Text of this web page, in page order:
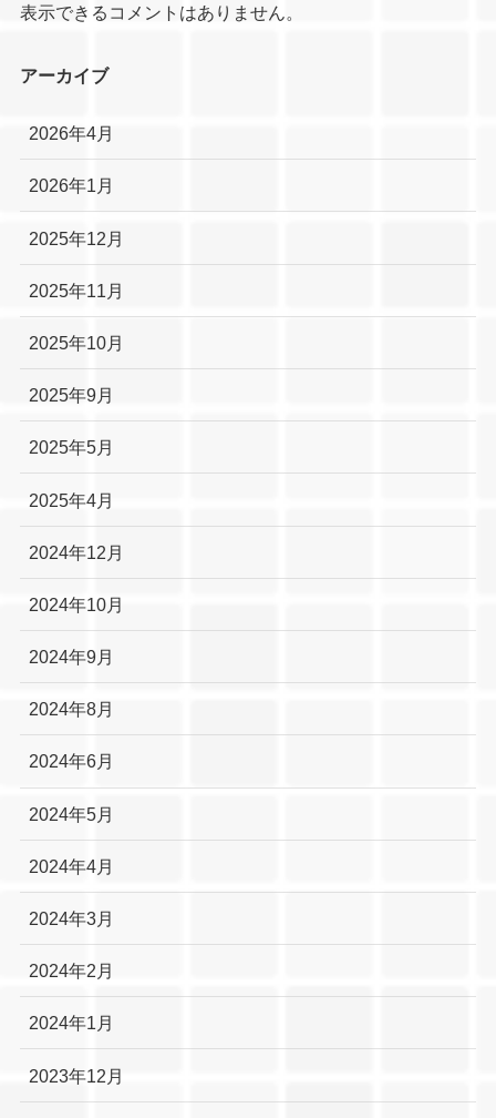
表示できるコメントはありません。
アーカイブ
2026年4月
2026年1月
2025年12月
2025年11月
2025年10月
2025年9月
2025年5月
2025年4月
2024年12月
2024年10月
2024年9月
2024年8月
2024年6月
2024年5月
2024年4月
2024年3月
2024年2月
2024年1月
2023年12月